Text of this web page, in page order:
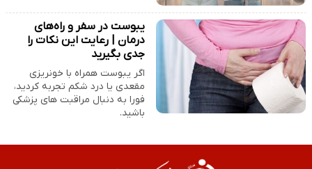
یبوست در سفر و راه‌های
درمان | رعایت این نکات را
جدی بگیرید
اگر یبوست همراه با خونریزی
مقعدی یا درد شکم تجربه کردید،
فورا به دنبال مراقبت های پزشکی
باشید.